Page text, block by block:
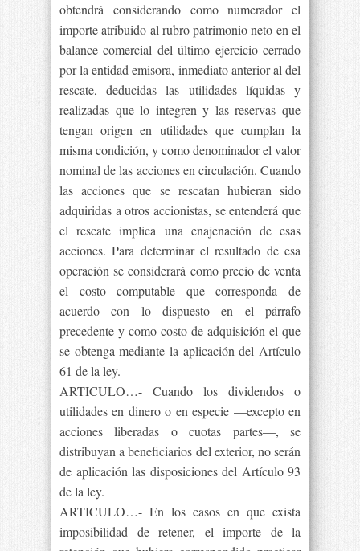
obtendrá considerando como numerador el
importe atribuido al rubro patrimonio neto en el
balance comercial del último ejercicio cerrado
por la entidad emisora, inmediato anterior al del
rescate, deducidas las utilidades líquidas y
realizadas que lo integren y las reservas que
tengan origen en utilidades que cumplan la
misma condición, y como denominador el valor
nominal de las acciones en circulación. Cuando
las acciones que se rescatan hubieran sido
adquiridas a otros accionistas, se entenderá que
el rescate implica una enajenación de esas
acciones. Para determinar el resultado de esa
operación se considerará como precio de venta
el costo computable que corresponda de
acuerdo con lo dispuesto en el párrafo
precedente y como costo de adquisición el que
se obtenga mediante la aplicación del Artículo
61 de la ley.
ARTICULO…- Cuando los dividendos o
utilidades en dinero o en especie —excepto en
acciones liberadas o cuotas partes—, se
distribuyan a beneficiarios del exterior, no serán
de aplicación las disposiciones del Artículo 93
de la ley.
ARTICULO…- En los casos en que exista
imposibilidad de retener, el importe de la